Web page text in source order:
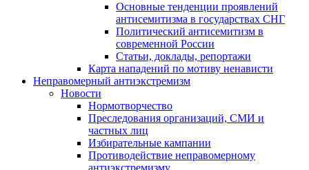
Основные тенденции проявлений
антисемитизма в государствах СНГ
Политический антисемитизм в
современной России
Статьи, доклады, репортажи
Карта нападений по мотиву ненависти
Неправомерный антиэкстремизм
Новости
Нормотворчество
Преследования организаций, СМИ и
частных лиц
Избирательные кампании
Противодействие неправомерному
антиэкстремизму